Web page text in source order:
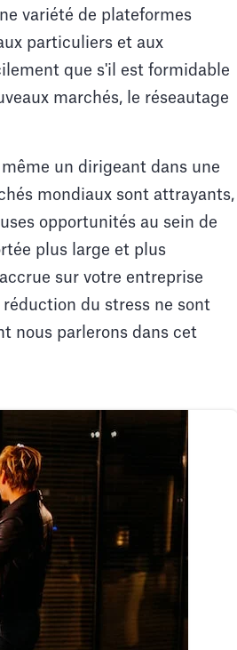
variété de plateformes
particuliers et aux
que s'il est formidable
marchés, le réseautage
même un dirigeant dans une
mondiaux sont attrayants,
opportunités au sein de
plus large et plus
sur votre entreprise
du stress ne sont
nous parlerons dans cet